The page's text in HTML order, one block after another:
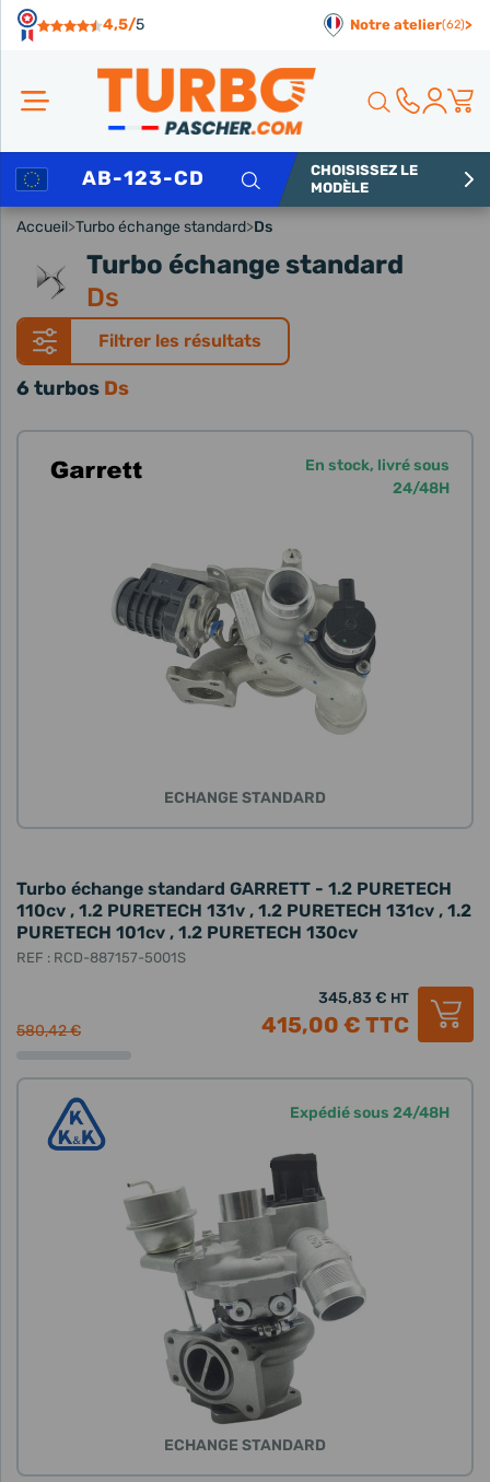
4,5/5 Notre atelier(62)>
Rechercher
CHOISISSEZ LE
MODÈLE
Accueil>Turbo échange standard>Ds
Turbo échange standard
Ds
Filtrer les résultats
6 turbos Ds
En stock, livré sous
24/48H
ECHANGE STANDARD
Turbo échange standard GARRETT - 1.2 PURETECH
110cv , 1.2 PURETECH 131v , 1.2 PURETECH 131cv , 1.2
PURETECH 101cv , 1.2 PURETECH 130cv
REF : RCD-887157-5001S
580,42 €
345,83 € HT
415,00 € TTC
Expédié sous 24/48H
ECHANGE STANDARD
Panneau de gestion des cookies